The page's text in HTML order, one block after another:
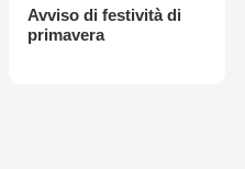
Avviso di festività di
primavera